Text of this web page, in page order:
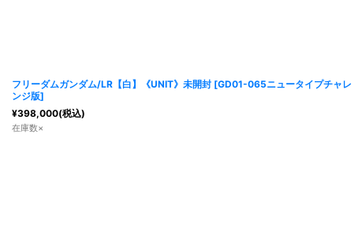
フリーダムガンダム/LR【白】《UNIT》未開封 [GD01-065ニュータイプチャレ
ンジ版]
¥398,000(税込)
在庫数×